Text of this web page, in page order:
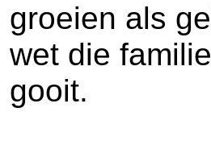
groeien als
wet die
gooit.